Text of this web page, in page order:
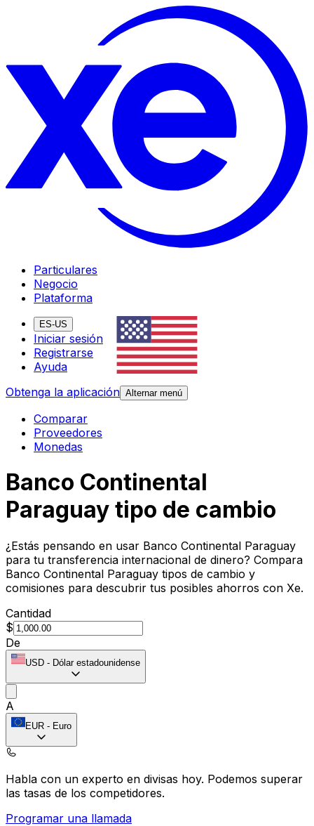
Particulares
Negocio
Plataforma
ES-US
Iniciar sesión
Registrarse
Ayuda
Obtenga la aplicación Alternar menú
Comparar
Proveedores
Monedas
Banco Continental
Paraguay tipo de cambio
¿Estás pensando en usar Banco Continental Paraguay
para tu transferencia internacional de dinero? Compara
Banco Continental Paraguay tipos de cambio y
comisiones para descubrir tus posibles ahorros con Xe.
Cantidad
$
De
USD - Dólar estadounidense
A
EUR - Euro
Habla con un experto en divisas hoy. Podemos superar
las tasas de los competidores.
Programar una llamada